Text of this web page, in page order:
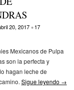
20, 2017 • 17
Mexicanos de Pulpa
son la perfecta y
hagan leche de
Sigue leyendo →